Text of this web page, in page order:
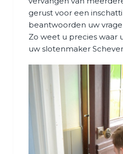
gerust voor een
beantwoorden uw
Zo weet u precies waar
uw slotenmaker